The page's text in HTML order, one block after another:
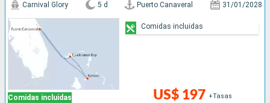
Comidas incluidas
Carnival Glory 5 d Puerto Canaveral 31/01/2028
US$ 197 +Tasas
Comidas incluidas